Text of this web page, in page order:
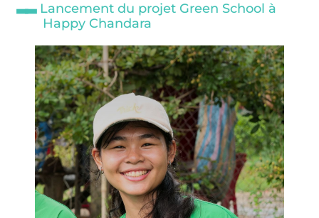
Lancement du projet Green School à
Happy Chandara